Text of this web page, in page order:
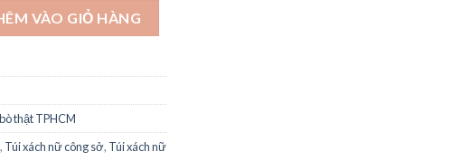
hiệu 2024 - STX418 số lượng
VÀO GIỎ HÀNG
thật TPHCM
, Túi xách nữ công sở, Túi xách nữ